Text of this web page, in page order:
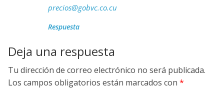
precios@gobvc.co.cu
Respuesta
Deja una respuesta
Tu dirección de correo electrónico no será publicada.
Los campos obligatorios están marcados con *